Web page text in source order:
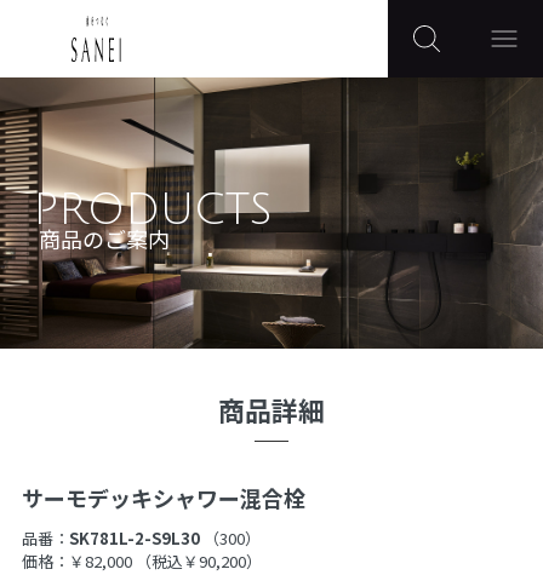
PRODUCTS
商品のご案内
商品詳細
サーモデッキシャワー混合栓
品番： SK781L-2-S9L30
（300）
価格：￥82,000
（税込￥90,200）